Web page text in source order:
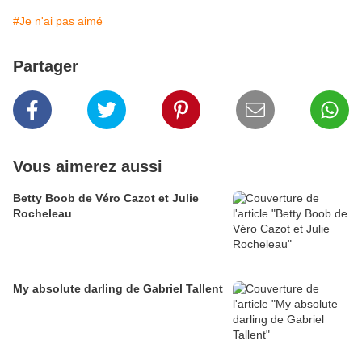
#Je n'ai pas aimé
Partager
Vous aimerez aussi
Betty Boob de Véro Cazot et Julie
Rocheleau
My absolute darling de Gabriel Tallent